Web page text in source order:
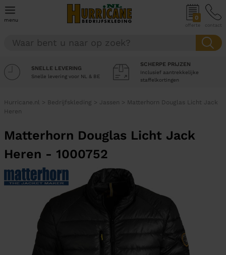
menu 0
offerte contact
SNELLE LEVERING
Snelle levering voor NL & BE
SCHERPE PRIJZEN
Inclusief aantrekkelijke
staffelkortingen
Hurricane.nl > Bedrijfskleding > Jassen > Matterhorn Douglas Licht Jack
Heren
Matterhorn Douglas Licht Jack
Heren - 1000752